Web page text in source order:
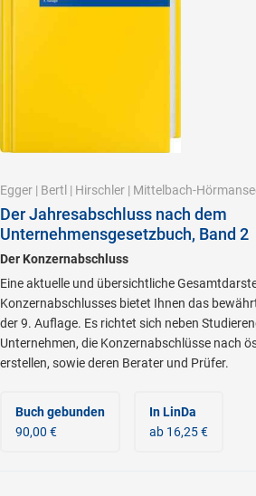
Egger | Bertl | Hirschler | Mittelbach-
Der Jahresabschluss nach dem
Unternehmensgesetzbuch, Band 2
Der Konzernabschluss
Eine aktuelle und übersichtliche
Konzernabschlusses bietet Ihnen das
der 9. Auflage. Es richtet sich neben
Unternehmen, die Konzernabschlüsse nach
erstellen, sowie deren Berater und Prüfer.
Buch gebunden
90,00 €
In LinDa
ab 16,25 €